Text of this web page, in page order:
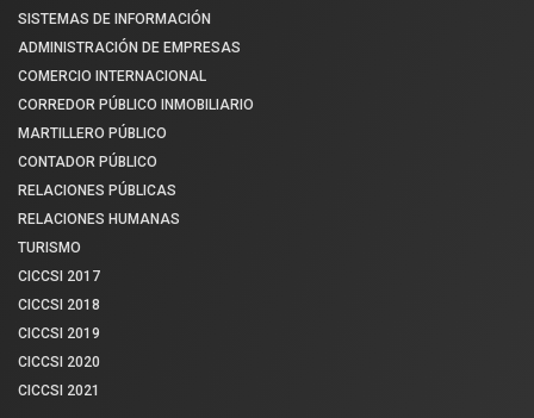
SISTEMAS DE INFORMACIÓN
ADMINISTRACIÓN DE EMPRESAS
COMERCIO INTERNACIONAL
CORREDOR PÚBLICO INMOBILIARIO
MARTILLERO PÚBLICO
CONTADOR PÚBLICO
RELACIONES PÚBLICAS
RELACIONES HUMANAS
TURISMO
CICCSI 2017
CICCSI 2018
CICCSI 2019
CICCSI 2020
CICCSI 2021